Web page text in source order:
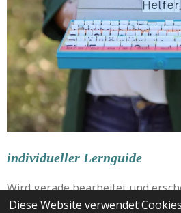
Diese Website verwendet
individueller Lernguide
Wird gerade bearbeitet und